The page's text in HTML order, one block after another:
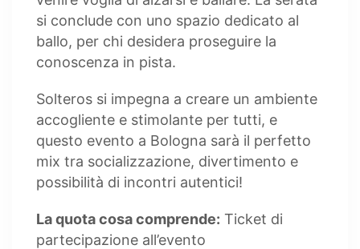
si conclude con uno spazio dedicato al
ballo, per chi desidera proseguire la
conoscenza in pista.
Solteros si impegna a creare un ambiente
accogliente e stimolante per tutti, e
questo evento a Bologna sarà il perfetto
mix tra socializzazione, divertimento e
possibilità di incontri autentici!
La quota cosa comprende: Ticket di
partecipazione all’evento